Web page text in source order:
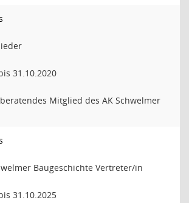
31.10.2020
beratendes Mitglied des AK Schwelmer
Baugeschichte Vertreter/in
31.10.2025